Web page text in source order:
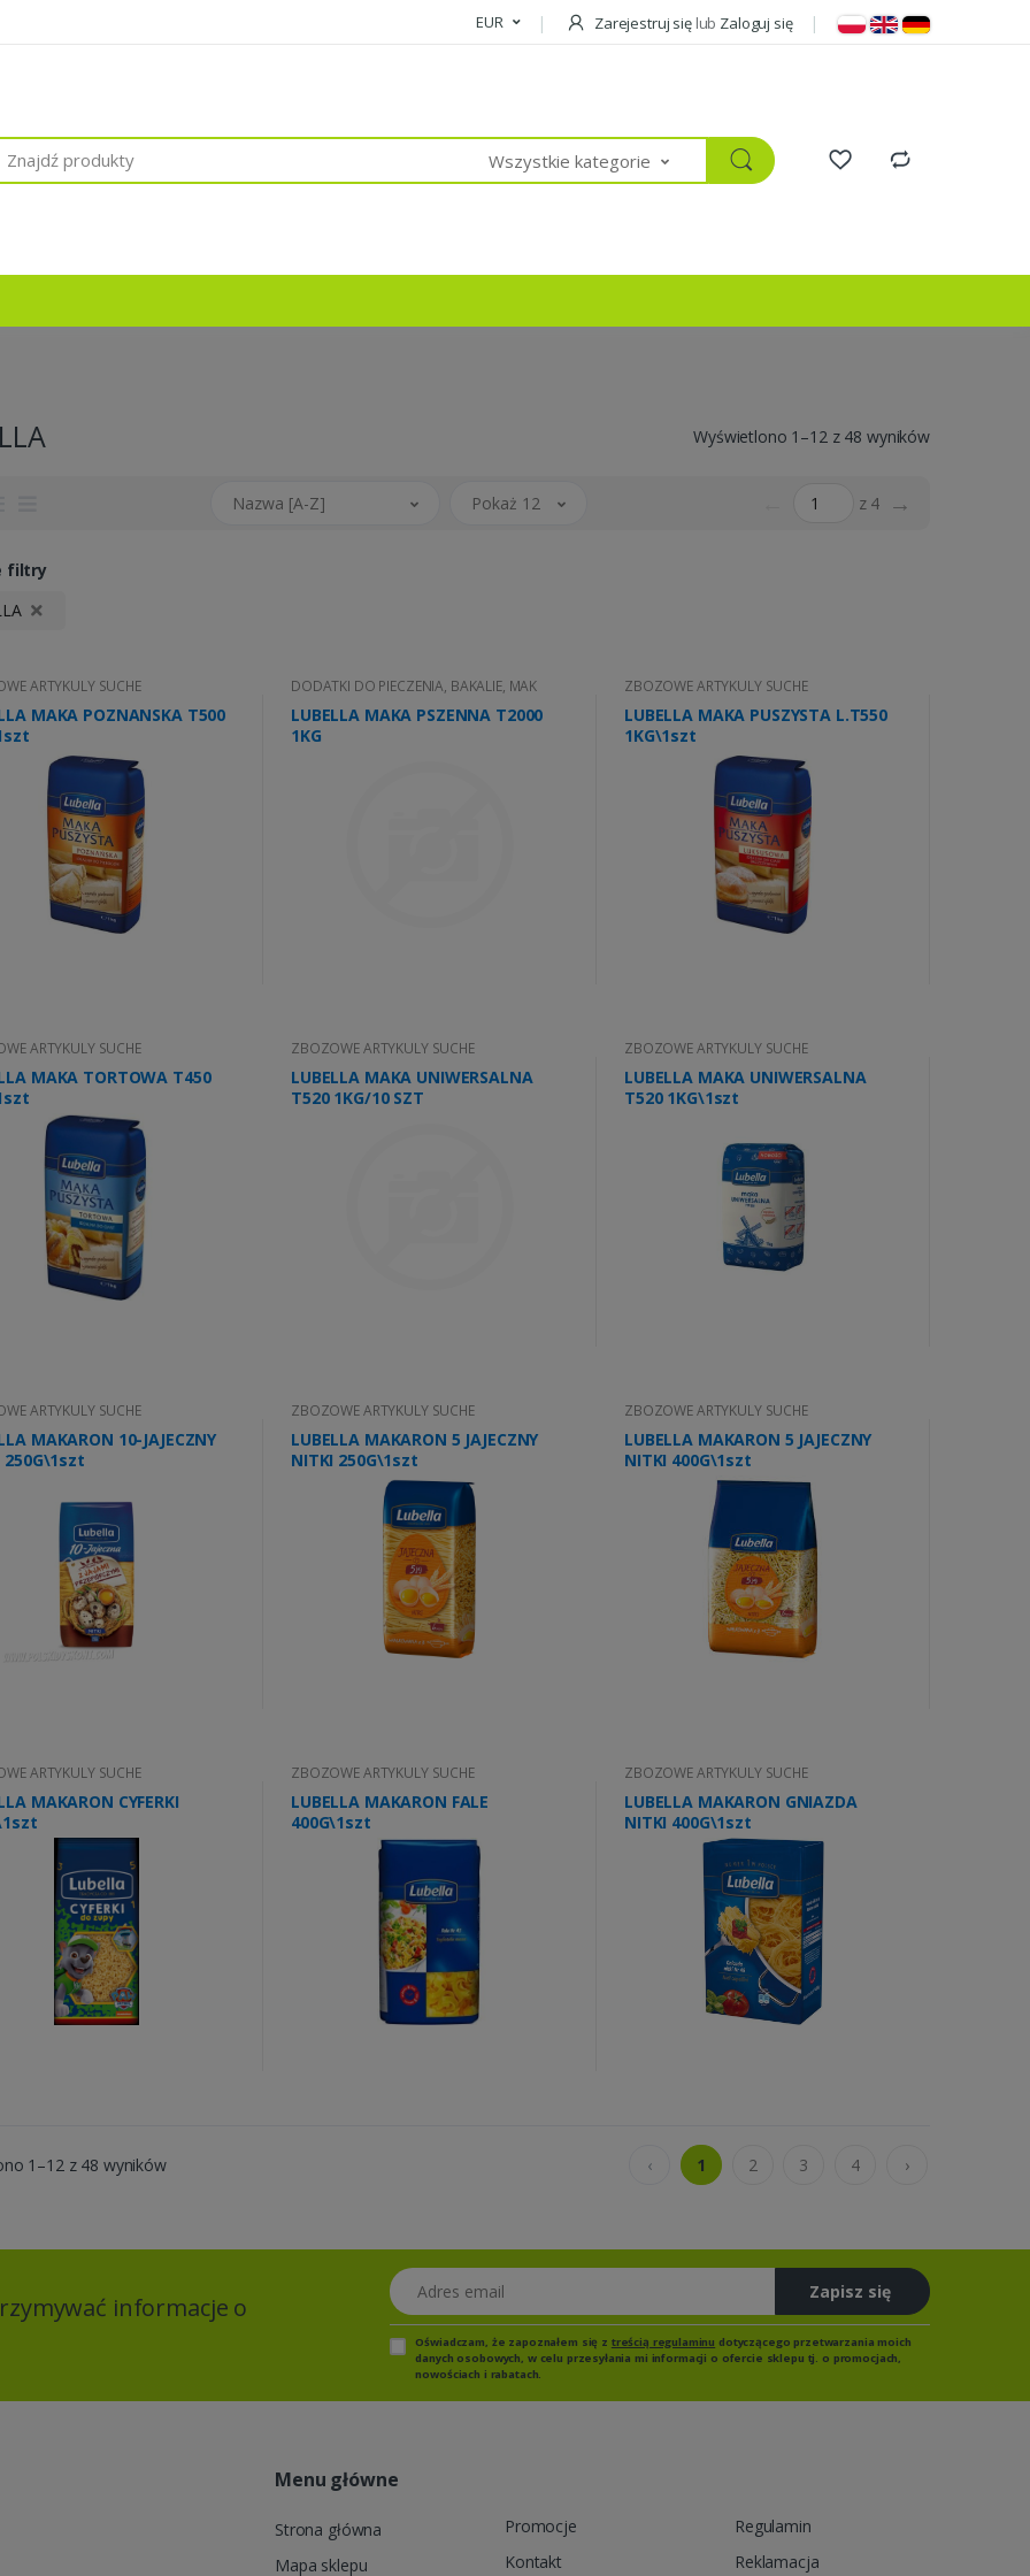
EUR Zarejestruj się lub Zaloguj się
Wszystkie kategorie
Wyświetlono 1–12 z 48 wyników
Nazwa [A-Z] Pokaż 12 z 4 →
filtry
ARTYKULY SUCHE
MAKA POZNANSKA T500
DODATKI DO PIECZENIA, BAKALIE, MAK
LUBELLA MAKA PSZENNA T2000
1KG
ZBOZOWE ARTYKULY SUCHE
LUBELLA MAKA PUSZYSTA L.T550
1KG\1szt
ARTYKULY SUCHE
MAKA TORTOWA T450
ZBOZOWE ARTYKULY SUCHE
LUBELLA MAKA UNIWERSALNA
T520 1KG/10 SZT
ZBOZOWE ARTYKULY SUCHE
LUBELLA MAKA UNIWERSALNA
T520 1KG\1szt
ARTYKULY SUCHE
MAKARON 10-JAJECZNY
250G\1szt
ZBOZOWE ARTYKULY SUCHE
LUBELLA MAKARON 5 JAJECZNY
NITKI 250G\1szt
ZBOZOWE ARTYKULY SUCHE
LUBELLA MAKARON 5 JAJECZNY
NITKI 400G\1szt
ARTYKULY SUCHE
MAKARON CYFERKI
ZBOZOWE ARTYKULY SUCHE
LUBELLA MAKARON FALE
400G\1szt
ZBOZOWE ARTYKULY SUCHE
LUBELLA MAKARON GNIAZDA
NITKI 400G\1szt
1–12 z 48 wyników ‹ 1 2 3 4 ›
informacje o
Adres email
Zapisz się
Oświadczam, że zapoznałem się z treścią regulaminu dotyczącego przetwarzania moich
danych osobowych, w celu przesyłania mi informacji o ofercie sklepu tj. o promocjach,
nowościach i rabatach.
Menu główne
Strona główna
Mapa sklepu
Promocje
Kontakt
Regulamin
Reklamacja